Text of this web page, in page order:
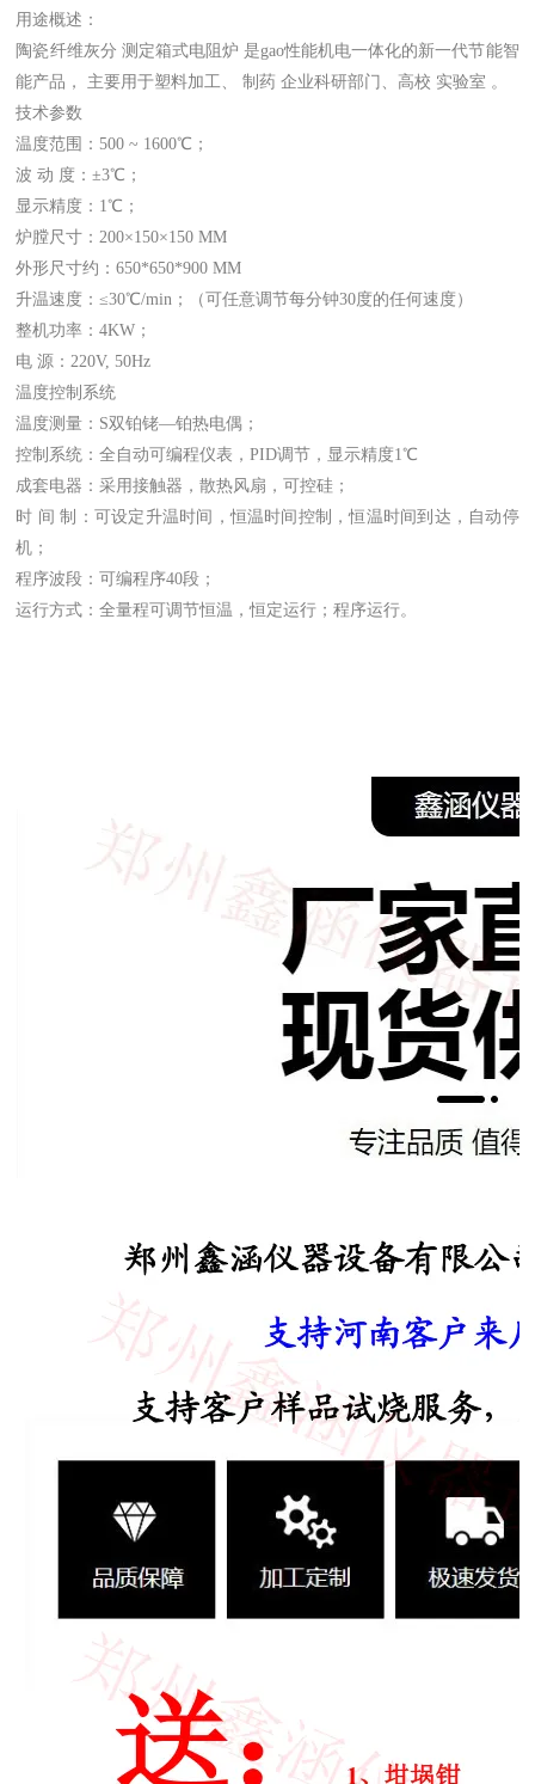
用途概述：
陶瓷纤维灰分 测定箱式电阻炉 是gao性能机电一体化的新一代节能智
能产品， 主要用于塑料加工、 制药 企业科研部门、高校 实验室 。
技术参数
温度范围：500 ~ 1600℃；
波 动 度：±3℃；
显示精度：1℃；
炉膛尺寸：200×150×150 MM
外形尺寸约：650*650*900 MM
升温速度：≤30℃/min；（可任意调节每分钟30度的任何速度）
整机功率：4KW；
电 源：220V, 50Hz
温度控制系统
温度测量：S双铂铑—铂热电偶；
控制系统：全自动可编程仪表，PID调节，显示精度1℃
成套电器：采用接触器，散热风扇，可控硅；
时 间 制：可设定升温时间，恒温时间控制，恒温时间到达，自动停
机；
程序波段：可编程序40段；
运行方式：全量程可调节恒温，恒定运行；程序运行。